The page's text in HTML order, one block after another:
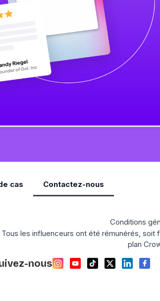
cas Contactez-nous
Conditions
Tous les influenceurs ont été rémunérés, soit
plan
nous